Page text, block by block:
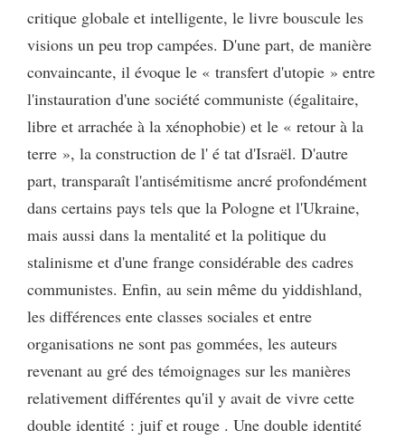
critique globale et intelligente, le livre bouscule les
visions un peu trop campées. D'une part, de manière
convaincante, il évoque le « transfert d'utopie » entre
l'instauration d'une société communiste (égalitaire,
libre et arrachée à la xénophobie) et le « retour à la
terre », la construction de l' é tat d'Israël. D'autre
part, transparaît l'antisémitisme ancré profondément
dans certains pays tels que la Pologne et l'Ukraine,
mais aussi dans la mentalité et la politique du
stalinisme et d'une frange considérable des cadres
communistes. Enfin, au sein même du yiddishland,
les différences ente classes sociales et entre
organisations ne sont pas gommées, les auteurs
revenant au gré des témoignages sur les manières
relativement différentes qu'il y avait de vivre cette
double identité : juif et rouge . Une double identité